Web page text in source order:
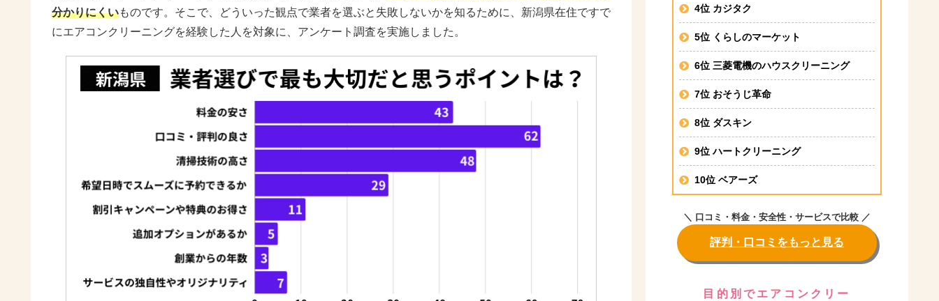
分かりにくいものです。そこで、どういった観点で業者を選ぶと失敗しないかを知るために、新潟県在住ですで
にエアコンクリーニングを経験した人を対象に、アンケート調査を実施しました。
4位 カジタク
5位 くらしのマーケット
6位 三菱電機のハウスクリーニング
7位 おそうじ革命
8位 ダスキン
9位 ハートクリーニング
10位 ベアーズ
＼ 口コミ・料金・安全性・サービスで比較 ／
評判・口コミをもっと見る
目的別でエアコンクリー